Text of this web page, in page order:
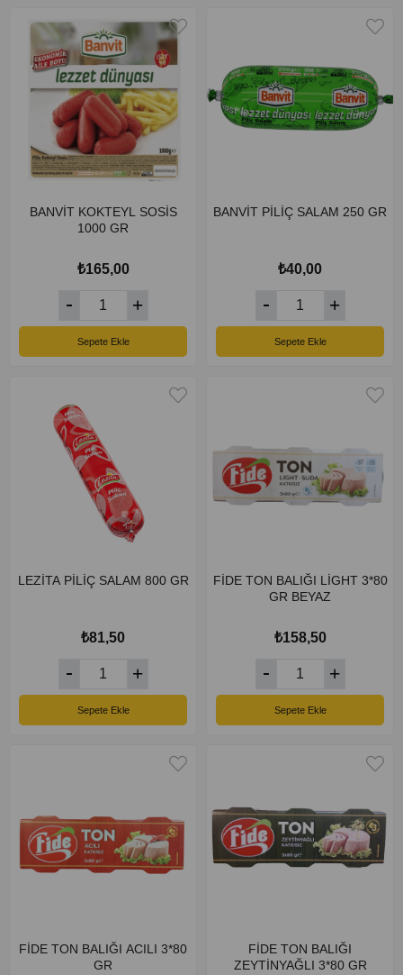
BANVİT KOKTEYL SOSİS
1000 GR
₺165,00
Sepete Ekle
BANVİT PİLİÇ SALAM 250 GR
₺40,00
Sepete Ekle
LEZİTA PİLİÇ SALAM 800 GR
₺81,50
Sepete Ekle
FİDE TON BALIĞI LİGHT 3*80
GR BEYAZ
₺158,50
Sepete Ekle
FİDE TON BALIĞI ACILI 3*80
GR
FİDE TON BALIĞI
ZEYTİNYAĞLI 3*80 GR